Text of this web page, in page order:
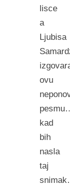
lisce
a
Ljubisa
ovu
kad
bih
nasla
taj